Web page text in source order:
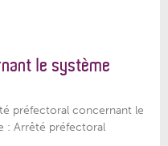
le système
préfectoral concernant le
: Arrêté préfectoral